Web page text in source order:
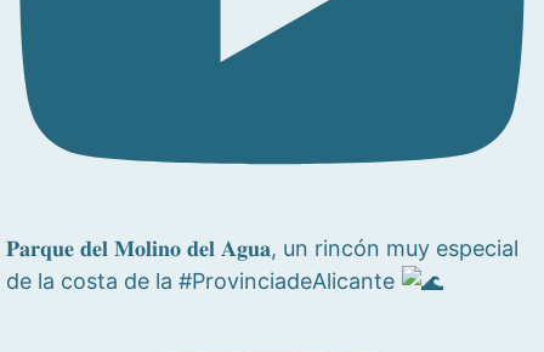
𝐏𝐚𝐫𝐪𝐮𝐞 𝐝𝐞𝐥 𝐌𝐨𝐥𝐢𝐧𝐨 𝐝𝐞𝐥 𝐀𝐠𝐮𝐚, un rincón muy especial
de la costa de la #ProvinciadeAlicante